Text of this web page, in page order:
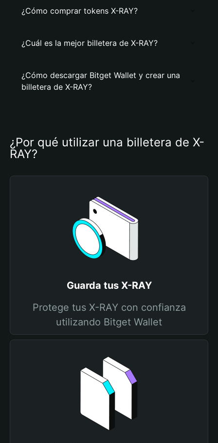
¿Cómo comprar tokens X-RAY?
¿Cuál es la mejor billetera de X-RAY?
¿Cómo descargar Bitget Wallet y crear una
billetera de X-RAY?
¿Por qué utilizar una billetera de X-
RAY?
Guarda tus X-RAY
Protege tus X-RAY con confianza
utilizando Bitget Wallet